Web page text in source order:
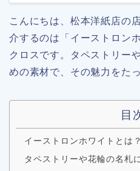
こんにちは、松本洋紙店の
介するのは「イーストロン
クロスです。タペストリー
めの素材で、その魅力をた
目
イーストロンホワイトとは？
タペストリーや花輪の名札